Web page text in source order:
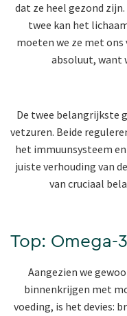
dat ze heel gezond
twee kan het
moeten we ze met
absoluut, want
De twee belangrijkste
vetzuren. Beide
het immuunsysteem
juiste verhouding van
van cruciaal
Top: Omega-
Aangezien we
binnenkrijgen met
voeding, is het devies: